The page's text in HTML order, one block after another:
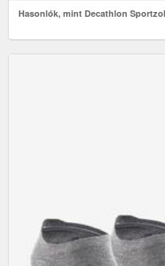
Hasonlók, mint Decathlon